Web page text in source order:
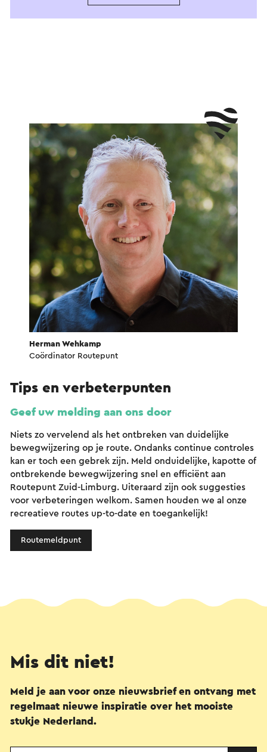
Herman Wehkamp
Coördinator Routepunt
Tips en verbeterpunten
Geef uw melding aan ons door
Niets zo vervelend als het ontbreken van duidelijke
bewegwijzering op je route. Ondanks continue controles
kan er toch een gebrek zijn. Meld onduidelijke, kapotte of
ontbrekende bewegwijzering snel en efficiënt aan
Routepunt Zuid-Limburg. Uiteraard zijn ook suggesties
voor verbeteringen welkom. Samen houden we al onze
recreatieve routes up-to-date en toegankelijk!
Routemeldpunt
Mis dit niet!
Meld je aan voor onze nieuwsbrief en ontvang met
regelmaat nieuwe inspiratie over het mooiste
stukje Nederland.